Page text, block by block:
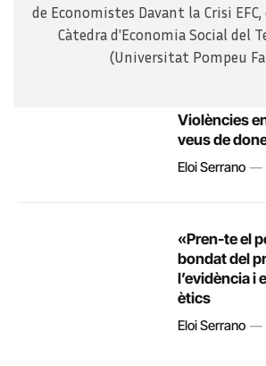
de Economistes Davant la Crisi
Càtedra d'Economia Social del
(Universitat Pompeu
Violències
veus de
Eloi Serrano
«Pren-te el
bondat del
l’evidència i
ètics
Eloi Serrano